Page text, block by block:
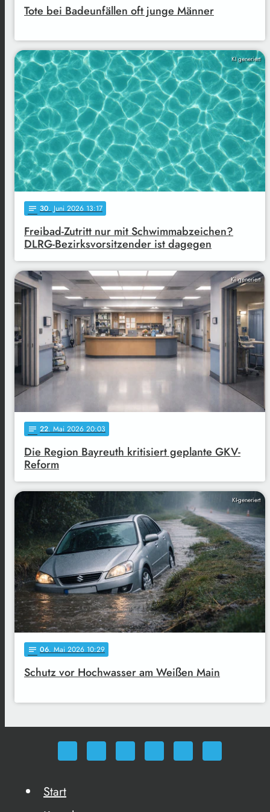
Tote bei Badeunfällen oft junge Männer
KI generiert
notes 30. Juni 2026 13:17
Freibad-Zutritt nur mit Schwimmabzeichen?
DLRG-Bezirksvorsitzender ist dagegen
Ki generiert
notes 22. Mai 2026 20:03
Die Region Bayreuth kritisiert geplante GKV-
Reform
KI-generiert
notes 06. Mai 2026 10:29
Schutz vor Hochwasser am Weißen Main
Start